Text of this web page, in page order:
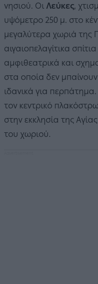
νησιού. Οι Λεύκες,
υψόμετρο 250 μ. στο
μεγαλύτερα χωριά της
αιγαιοπελαγίτικα
αμφιθεατρικά και
στα οποία δεν μπαίνουν
ιδανικά για
τον κεντρικό
στην εκκλησία της
του χωριού.